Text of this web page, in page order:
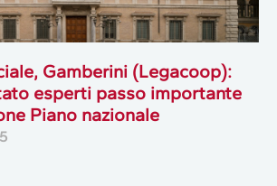
Gamberini (Legacoop):
esperti passo importante
Piano nazionale